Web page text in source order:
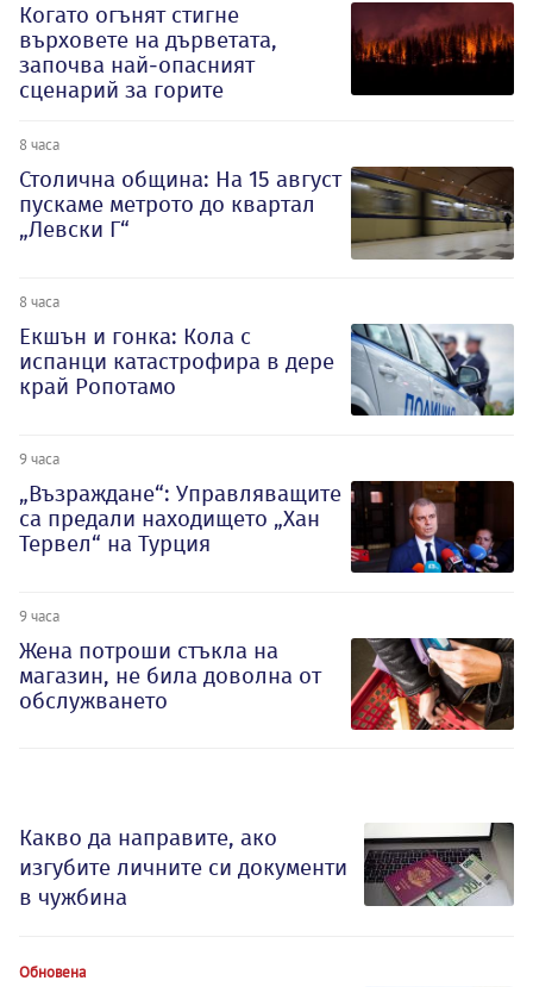
Когато огънят стигне
върховете на дърветата,
започва най-опасният
сценарий за горите
8 часа
Столична община: На 15 август
пускаме метрото до квартал
„Левски Г“
8 часа
Екшън и гонка: Кола с
испанци катастрофира в дере
край Ропотамо
9 часа
„Възраждане“: Управляващите
са предали находището „Хан
Тервел“ на Турция
9 часа
Жена потроши стъкла на
магазин, не била доволна от
обслужването
Какво да направите, ако
изгубите личните си документи
в чужбина
Обновена